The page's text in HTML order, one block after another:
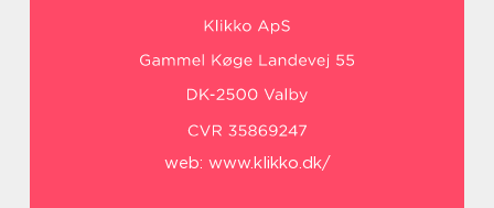
web: www.klikko.dk/